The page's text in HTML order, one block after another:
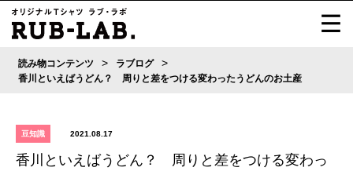
読み物コンテンツ > ラブログ >
香川といえばうどん？ 周りと差をつける変わったうどんのお土産
豆知識 2021.08.17
香川といえばうどん？ 周りと差をつける変わっ